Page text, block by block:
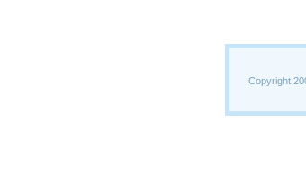
Copyright